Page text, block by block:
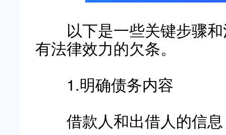
以下是一些关键步骤和
有法律效力的欠条。
1.明确债务内容
借款人和出借人的信息